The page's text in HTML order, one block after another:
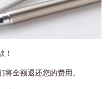
！
全额退还您的费用。